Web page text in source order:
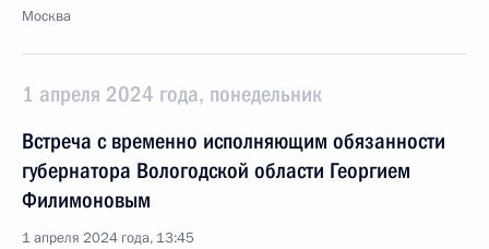
Москва
1 апреля 2024 года, понедельник
Встреча с временно исполняющим обязанности
губернатора Вологодской области Георгием
Филимоновым
1 апреля 2024 года, 13:45